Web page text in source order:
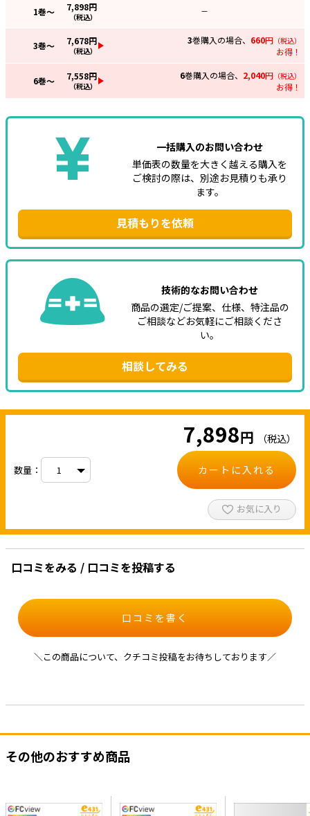
1巻～ 7,898円
（税込）
—
3巻～ 7,678円
（税込）
3巻購入の場合、 660円 （税込）
お得！
6巻～ 7,558円
（税込）
6巻購入の場合、 2,040円 （税込）
お得！
一括購入のお問い合わせ
単価表の数量を大きく越える購入を
ご検討の際は、別途お見積りも承り
ます。
見積もりを依頼
技術的なお問い合わせ
商品の選定/ご提案、仕様、特注品の
ご相談などお気軽にご相談くださ
い。
相談してみる
7,898円 （税込）
数量： カートに入れる
お気に入り
口コミをみる / 口コミを投稿する
口コミを書く
＼この商品について、クチコミ投稿をお待ちしております／
その他のおすすめ商品